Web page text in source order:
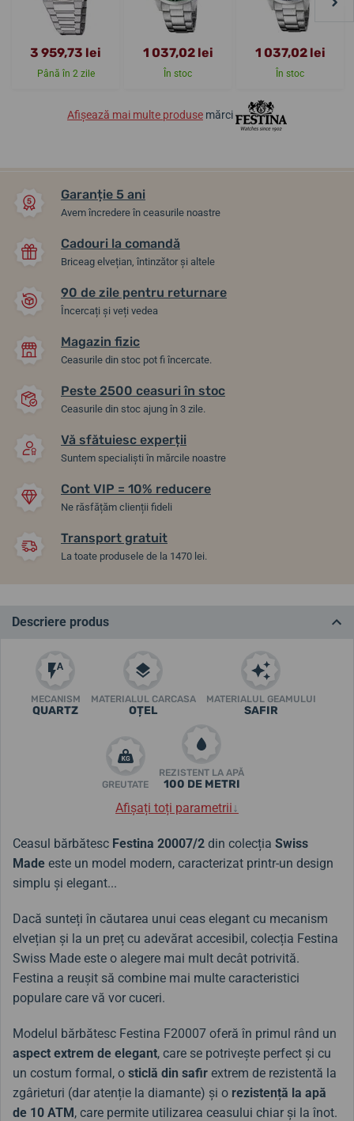
3 959,73 lei
Până în 2 zile
1 037,02 lei
În stoc
1 037,02 lei
În stoc
Afișează mai multe produse mărci
Garanție 5 ani
Avem încredere în ceasurile noastre
Cadouri la comandă
Briceag elvețian, întinzător și altele
90 de zile pentru returnare
Încercați și veți vedea
Magazin fizic
Ceasurile din stoc pot fi încercate.
Peste 2500 ceasuri în stoc
Ceasurile din stoc ajung în 3 zile.
Vă sfătuiesc experții
Suntem specialiști în mărcile noastre
Cont VIP = 10% reducere
Ne răsfățăm clienții fideli
Transport gratuit
La toate produsele de la 1470 lei.
Descriere produs
MECANISM
QUARTZ
MATERIALUL CARCASA
OȚEL
MATERIALUL GEAMULUI
SAFIR
GREUTATE
REZISTENT LA APĂ
100 DE METRI
Afișați toți parametrii↓
Ceasul bărbătesc Festina 20007/2 din colecția Swiss
Made este un model modern, caracterizat printr-un design
simplu și elegant...
Dacă sunteți în căutarea unui ceas elegant cu mecanism
elvețian și la un preț cu adevărat accesibil, colecția Festina
Swiss Made este o alegere mai mult decât potrivită.
Festina a reușit să combine mai multe caracteristici
populare care vă vor cuceri.
Modelul bărbătesc Festina F20007 oferă în primul rând un
aspect extrem de elegant, care se potrivește perfect și cu
un costum formal, o sticlă din safir extrem de rezistentă la
zgârieturi (dar atenție la diamante) și o rezistență la apă
de 10 ATM, care permite utilizarea ceasului chiar și la înot.